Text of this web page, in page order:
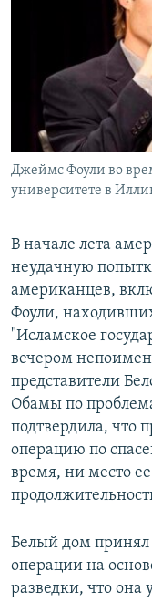
РАСПИСАНИЕ
ПОДПИШИТЕСЬ НА
СОЦИАЛЬНЫЕ СЕТИ
Джеймс Фоули во
университете в
В начале лета
неудачную
американцев,
Фоули,
"Исламское
вечером
представители
Обамы по
подтвердила, что
операцию по
время, ни место
Белый дом
операции на
разведки, что она